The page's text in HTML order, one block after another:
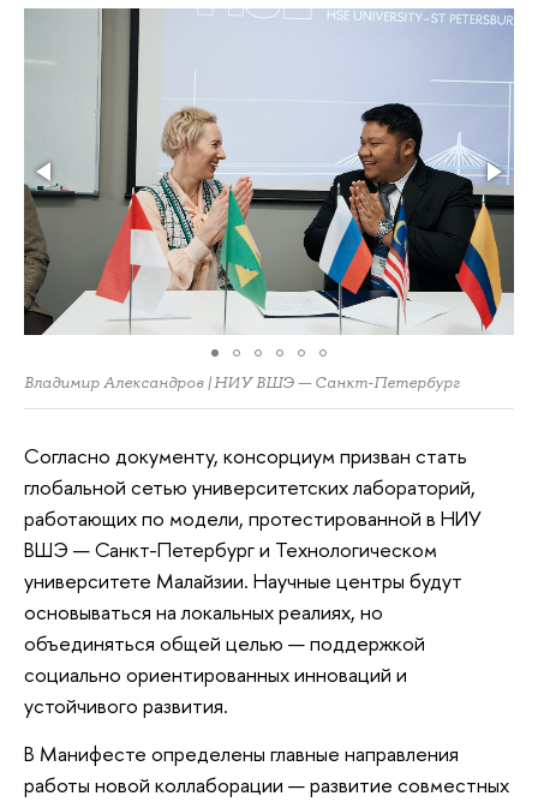
Владимир Александров | НИУ ВШЭ — Санкт-Петербург
Согласно документу, консорциум призван стать
глобальной сетью университетских лабораторий,
работающих по модели, протестированной в НИУ
ВШЭ — Санкт-Петербург и Технологическом
университете Малайзии. Научные центры будут
основываться на локальных реалиях, но
объединяться общей целью — поддержкой
социально ориентированных инноваций и
устойчивого развития.
В Манифесте определены главные направления
работы новой коллаборации — развитие совместных